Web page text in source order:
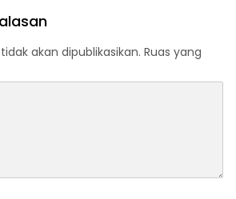
akan dipublikasikan. Ruas yang